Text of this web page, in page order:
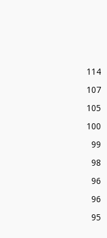
114
107
105
100
99
98
96
96
95